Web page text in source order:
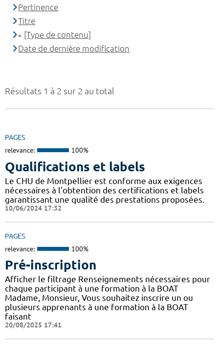
Résultats 1 à 2 sur 2 au total
PAGES
relevance: 100%
Qualifications et labels
Le CHU de Montpellier est conforme aux exigences
nécessaires à l'obtention des certifications et labels
garantissant une qualité des prestations proposées.
10/06/2024 17:32
PAGES
relevance: 100%
Pré-inscription
Afficher le filtrage Renseignements nécessaires pour
chaque participant à une formation à la BOAT
Madame, Monsieur, Vous souhaitez inscrire un ou
plusieurs apprenants à une formation à la BOAT
faisant
20/08/2025 17:41
Pertinence
Titre
[Type de contenu]
Date de dernière modification